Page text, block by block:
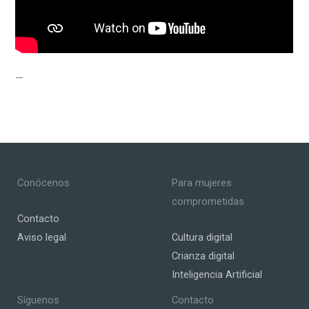
—
Conócenos
Contacto
Aviso legal
Para mujeres
comprometidas
Cultura digital
Crianza digital
Inteligencia Artificial
Síguenos Contacto